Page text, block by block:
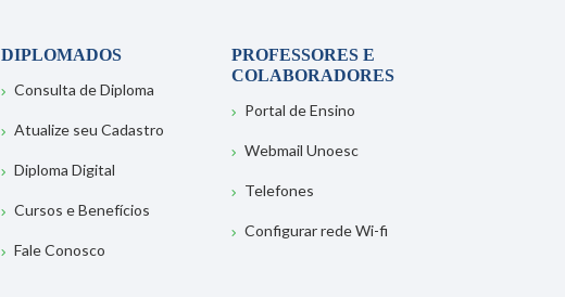
DIPLOMADOS
Consulta de Diploma
Atualize seu Cadastro
Diploma Digital
Cursos e Benefícios
Fale Conosco
PROFESSORES E
COLABORADORES
Portal de Ensino
Webmail Unoesc
Telefones
Configurar rede Wi-fi